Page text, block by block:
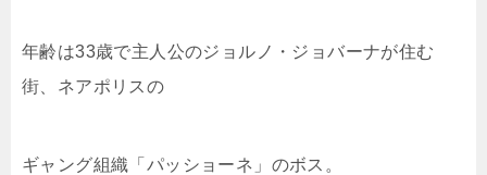
年齢は33歳で主人公のジョルノ・ジョバーナが住む
街、ネアポリスの
ギャング組織「パッショーネ」のボス。